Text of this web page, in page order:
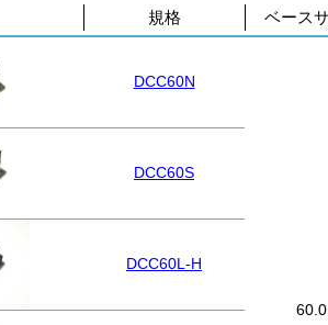
規格 ベース
DCC60N
DCC60S
DCC60L-H